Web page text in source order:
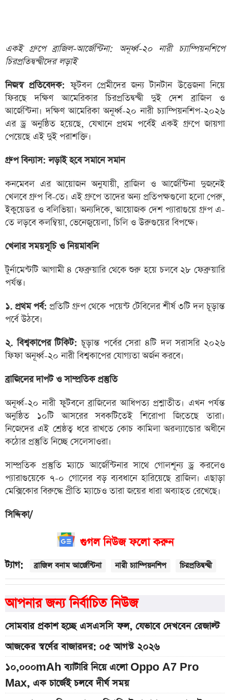
একই গ্রুপে ব্রাজিল-আর্জেন্টিনা: অনূর্ধ্ব-২০ নারী চ্যাম্পিয়নশিপে
চিরপ্রতিদ্বন্দ্বীদের লড়াই
নিজস্ব প্রতিবেদক: ফুটবল প্রেমীদের জন্য টানটান উত্তেজনা নিয়ে
ফিরছে দক্ষিণ আমেরিকার চিরপ্রতিদ্বন্দ্বী দুই দেশ ব্রাজিল ও
আর্জেন্টিনা। দক্ষিণ আমেরিকা অনূর্ধ্ব-২০ নারী চ্যাম্পিয়নশিপ-২০২৬
এর ড্র অনুষ্ঠিত হয়েছে, যেখানে প্রথম পর্বেই একই গ্রুপে জায়গা
পেয়েছে এই দুই পরাশক্তি।
গ্রুপ বিন্যাস: লড়াই হবে সমানে সমান
কনমেবল এর আয়োজন অনুযায়ী, ব্রাজিল ও আর্জেন্টিনা দুজনেই
খেলবে গ্রুপ বি-তে। এই গ্রুপে তাদের অন্য প্রতিপক্ষগুলো হলো পেরু,
ইকুয়েডর ও বলিভিয়া। অন্যদিকে, আয়োজক দেশ প্যারাগুয়ে গ্রুপ এ-
তে লড়বে কলম্বিয়া, ভেনেজুয়েলা, চিলি ও উরুগুয়ের বিপক্ষে।
খেলার সময়সূচি ও নিয়মাবলি
টুর্নামেন্টটি আগামী ৪ ফেব্রুয়ারি থেকে শুরু হয়ে চলবে ২৮ ফেব্রুয়ারি
পর্যন্ত।
১. প্রথম পর্ব: প্রতিটি গ্রুপ থেকে পয়েন্ট টেবিলের শীর্ষ ৩টি দল চূড়ান্ত
পর্বে উঠবে।
২. বিশ্বকাপের টিকিট: চূড়ান্ত পর্বের সেরা ৪টি দল সরাসরি ২০২৬
ফিফা অনূর্ধ্ব-২০ নারী বিশ্বকাপের যোগ্যতা অর্জন করবে।
ব্রাজিলের দাপট ও সাম্প্রতিক প্রস্তুতি
অনূর্ধ্ব-২০ নারী ফুটবলে ব্রাজিলের আধিপত্য প্রশ্নাতীত। এখন পর্যন্ত
অনুষ্ঠিত ১০টি আসরের সবকটিতেই শিরোপা জিতেছে তারা।
নিজেদের এই শ্রেষ্ঠত্ব ধরে রাখতে কোচ কামিলা অরল্যান্ডোর অধীনে
কঠোর প্রস্তুতি নিচ্ছে সেলেসাওরা।
সাম্প্রতিক প্রস্তুতি ম্যাচে আর্জেন্টিনার সাথে গোলশূন্য ড্র করলেও
প্যারাগুয়েকে ৭-০ গোলের বড় ব্যবধানে হারিয়েছে ব্রাজিল। এছাড়া
মেক্সিকোর বিরুদ্ধে প্রীতি ম্যাচেও তারা জয়ের ধারা অব্যাহত রেখেছে।
সিদ্দিকা/
গুগল নিউজ ফলো করুন
ট্যাগ: ব্রাজিল বনাম আর্জেন্টিনা নারী চ্যাম্পিয়নশিপ চিরপ্রতিদ্বন্দ্বী
আপনার জন্য নির্বাচিত নিউজ
সোমবার প্রকাশ হচ্ছে এসএসসি ফল, যেভাবে দেখবেন রেজাল্ট
আজকের স্বর্ণের বাজারদর: ০৫ আগস্ট ২০২৬
১০,০০০mAh ব্যাটারি নিয়ে এলো Oppo A7 Pro
Max, এক চার্জেই চলবে দীর্ঘ সময়